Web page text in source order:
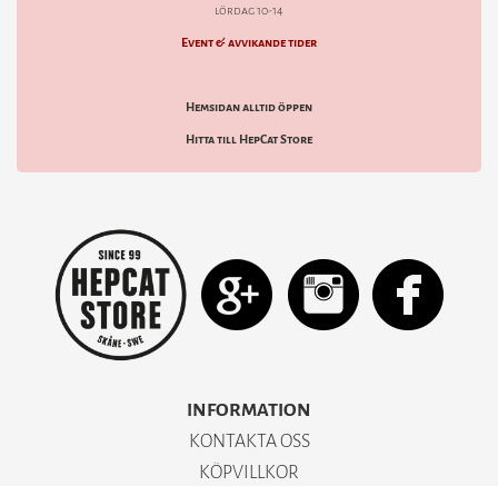
lördag 10-14
Event & avvikande tider
Hemsidan alltid öppen
Hitta till HepCat Store
INFORMATION
KONTAKTA OSS
KÖPVILLKOR